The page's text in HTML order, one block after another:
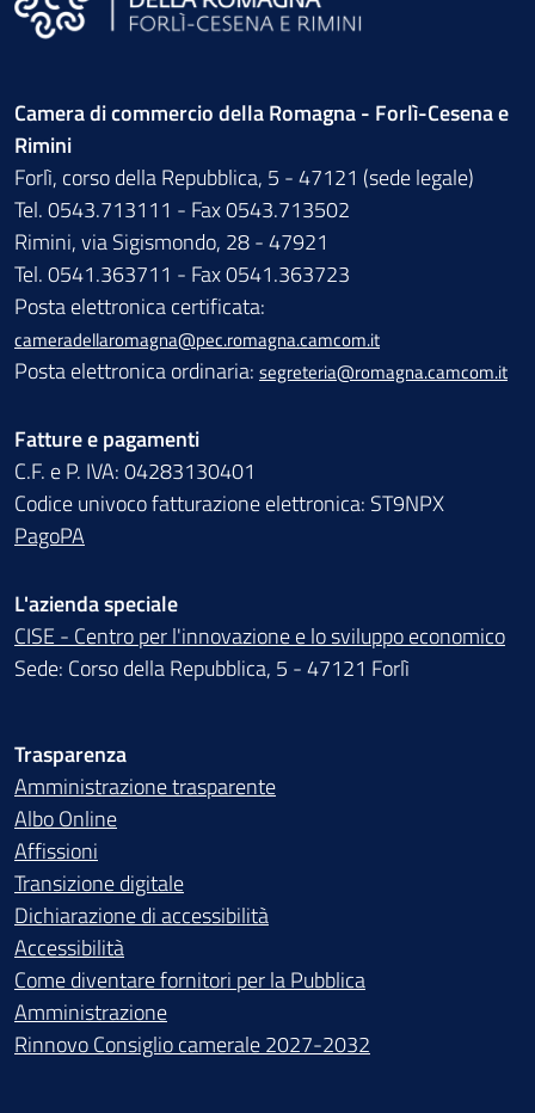
Camera di commercio della Romagna - Forlì-Cesena e
Rimini
Forlì, corso della Repubblica, 5 - 47121 (sede legale)
Tel. 0543.713111 - Fax 0543.713502
Rimini, via Sigismondo, 28 - 47921
Tel. 0541.363711 - Fax 0541.363723
Posta elettronica certificata:
cameradellaromagna@pec.romagna.camcom.it
Posta elettronica ordinaria: segreteria@romagna.camcom.it
Fatture e pagamenti
C.F. e P. IVA: 04283130401
Codice univoco fatturazione elettronica: ST9NPX
PagoPA
L'azienda speciale
CISE - Centro per l'innovazione e lo sviluppo economico
Sede: Corso della Repubblica, 5 - 47121 Forlì
Trasparenza
Amministrazione trasparente
Albo Online
Affissioni
Transizione digitale
Dichiarazione di accessibilità
Accessibilità
Come diventare fornitori per la Pubblica
Amministrazione
Rinnovo Consiglio camerale 2027-2032